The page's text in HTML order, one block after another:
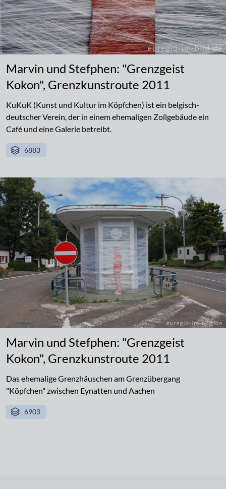
Marvin und Stefphen: "Grenzgeist
Kokon", Grenzkunstroute 2011
KuKuK (Kunst und Kultur im Köpfchen) ist ein belgisch-
deutscher Verein, der in einem ehemaligen Zollgebäude ein
Café und eine Galerie betreibt.
6883
Marvin und Stefphen: "Grenzgeist
Kokon", Grenzkunstroute 2011
Das ehemalige Grenzhäuschen am Grenzübergang
"Köpfchen" zwischen Eynatten und Aachen
6903